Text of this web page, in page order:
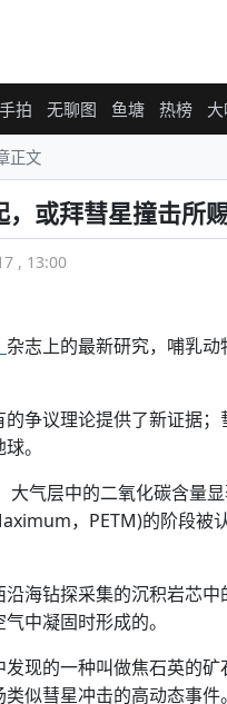
拍 无聊图 鱼塘 热榜
正文
，或拜彗星撞击所
, 13:00
杂志上的最新研究，哺乳
争议理论提供了新证据
。
大气层中的二氧化碳含量
，PETM)的阶段被
海钻探采集的沉积岩芯
中凝固时形成的。
现的一种叫做焦石英的
似彗星冲击的高动态事